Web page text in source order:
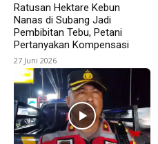
Ratusan Hektare Kebun
Nanas di Subang Jadi
Pembibitan Tebu, Petani
Pertanyakan Kompensasi
27 Juni 2026